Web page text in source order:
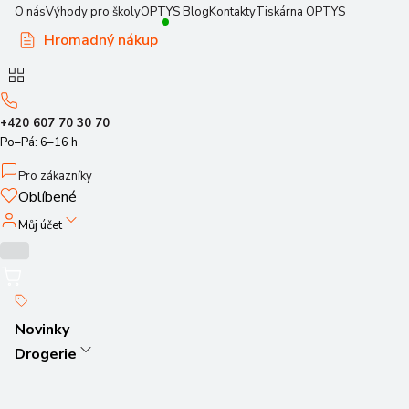
O násVýhody pro školyOPTYS BlogKontaktyTiskárna OPTYS
Hromadný nákup
+420 607 70 30 70
Po–Pá: 6–16 h
Pro zákazníky
Oblíbené
Můj účet
Novinky
Drogerie